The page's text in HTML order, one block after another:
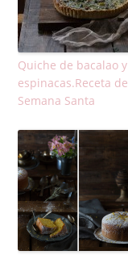
Quiche de bacalao y
espinacas.Receta de
Semana Santa